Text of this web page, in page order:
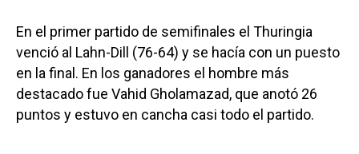
En el primer partido de semifinales el Thuringia
venció al Lahn-Dill (76-64) y se hacía con un puesto
en la final. En los ganadores el hombre más
destacado fue Vahid Gholamazad, que anotó 26
puntos y estuvo en cancha casi todo el partido.